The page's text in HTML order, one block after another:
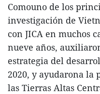
Comouno de los
investigación de
con JICA en muchos
nueve años,
estrategia del
2020, y ayudarona la
las Tierras Altas